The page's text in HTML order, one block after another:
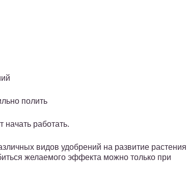
полить
начать работать.
видов удобрений на развитие растения
желаемого эффекта можно только при